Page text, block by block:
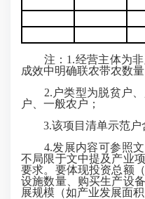
注：1.经营主体为非
成效中明确联农带农数量
2.户类型为脱贫户、
户、一般农户；
3.该项目清单示范户
4.发展内容可参照文
不局限于文中提及产业
要求。要体现投资总额
设施数量、购买生产设
展规模（如产业发展面积